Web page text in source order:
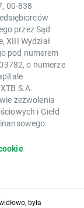
00-838
przez Sąd
XIII Wydział
pod numerem
o numerze
S.A.
zezwolenia
i Giełd
była